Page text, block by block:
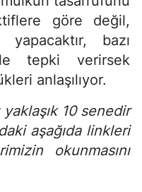
göre değil,
bazı
tepki verirsek
anlaşılıyor.
10 senedir
aşağıda linkleri
okunmasını